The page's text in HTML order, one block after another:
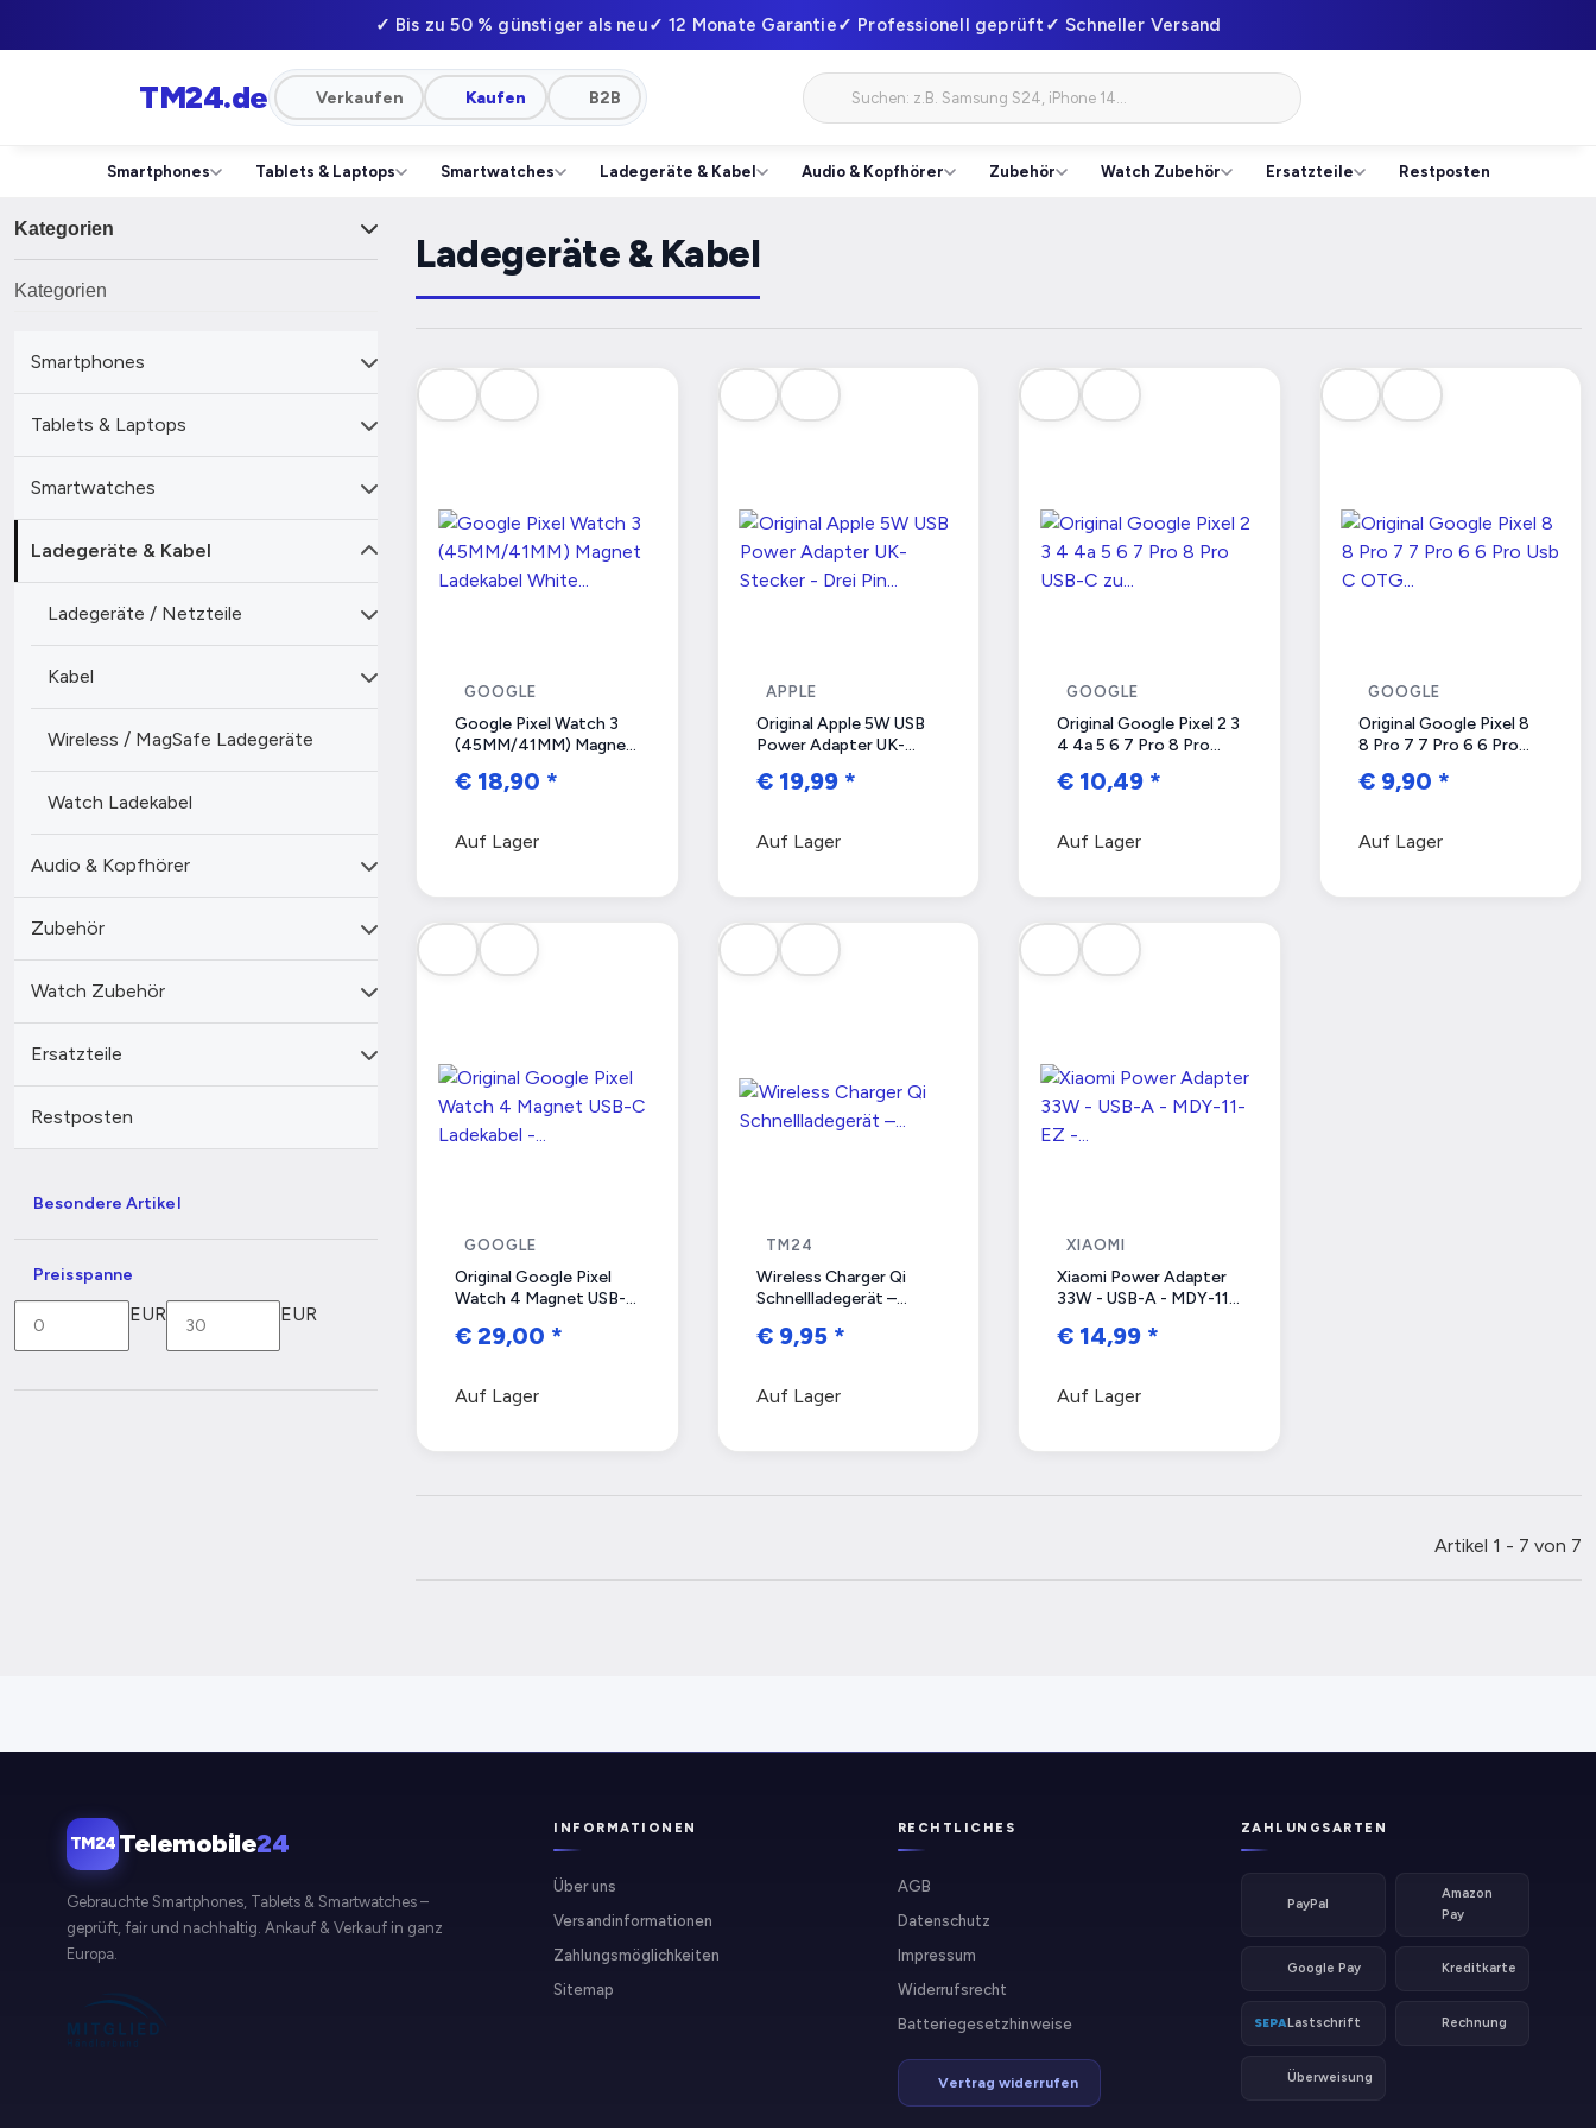
✓ Bis zu 50 % günstiger als neu✓ 12 Monate Garantie✓ Professionell geprüft ✓ Schneller Versand
TM24.de Verkaufen Kaufen B2B
Smartphones Tablets & Laptops Smartwatches Ladegeräte & Kabel Audio & Kopfhörer Zubehör Watch Zubehör Ersatzteile Restposten
Ladegeräte & Kabel
GOOGLE
Google Pixel Watch 3
(45MM/41MM) Magnet
(GA06010-EU) - Bulk
€ 18,90 *
Auf Lager
APPLE
Original Apple 5W USB
Power Adapter UK-
USB-A Netzteil –
€ 19,99 *
Auf Lager
GOOGLE
Original Google Pixel 2 3
4 4a 5 6 7 Pro 8 Pro
Ladekabel - GA03880 -
€ 10,49 *
Auf Lager
GOOGLE
Original Google Pixel 8
8 Pro 7 7 Pro 6 6 Pro
Datenübertragung
€ 9,90 *
Auf Lager
GOOGLE
Original Google Pixel
Watch 4 Magnet USB-C
EU - White - Bulk - Neu
€ 29,00 *
Auf Lager
TM24
Wireless Charger Qi
Schnellladegerät –
für alle Handys (10W)
€ 9,95 *
Auf Lager
XIAOMI
Xiaomi Power Adapter
33W - USB-A - MDY-11-
Sehr Gut
€ 14,99 *
Auf Lager
Artikel 1 - 7 von 7
Kategorien
Kategorien
Smartphones
Tablets & Laptops
Smartwatches
Ladegeräte & Kabel
Ladegeräte / Netzteile
Kabel
Wireless / MagSafe Ladegeräte
Watch Ladekabel
Audio & Kopfhörer
Zubehör
Watch Zubehör
Ersatzteile
Restposten
Besondere Artikel
Preisspanne
EUR EUR
TM24 Telemobile24
Gebrauchte Smartphones, Tablets & Smartwatches –
geprüft, fair und nachhaltig. Ankauf & Verkauf in ganz
Europa.
INFORMATIONEN
Über uns
Versandinformationen
Zahlungsmöglichkeiten
Sitemap
RECHTLICHES
AGB
Datenschutz
Impressum
Widerrufsrecht
Batteriegesetzhinweise
Vertrag widerrufen
ZAHLUNGSARTEN
PayPal
Amazon
Pay
Google Pay Kreditkarte
SEPALastschrift Rechnung
Überweisung